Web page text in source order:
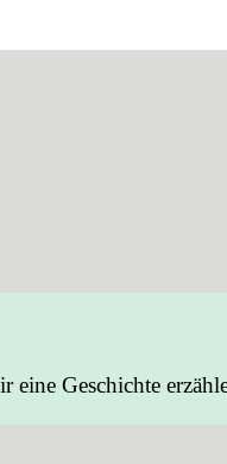
Geschichte